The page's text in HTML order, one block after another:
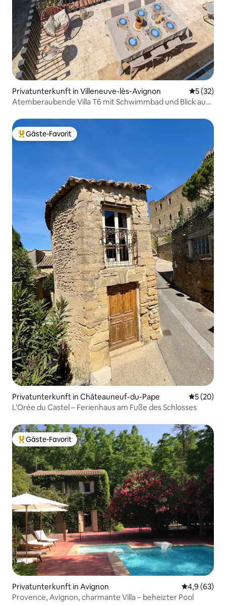
Privatunterkunft in Villeneuve-lès-Avignon
5 (32)
Atemberaubende Villa T6 mit Schwimmbad und Blick auf
Beliebter Gäste-Favorit.
Gäste-Favorit
Privatunterkunft in Châteauneuf-du-Pape
5 (20)
L'Orée du Castel – Ferienhaus am Fuße des Schlosses
Beliebter Gäste-Favorit.
Gäste-Favorit
Privatunterkunft in Avignon
4,9 (63)
Provence, Avignon, charmante Villa – beheizter Pool